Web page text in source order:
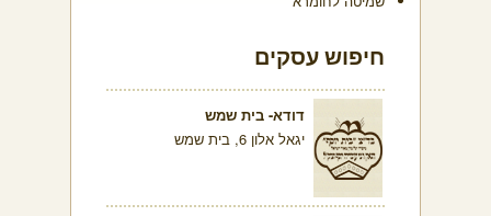
חיפוש עסקים
דודא- בית שמש
יגאל אלון 6, בית שמש